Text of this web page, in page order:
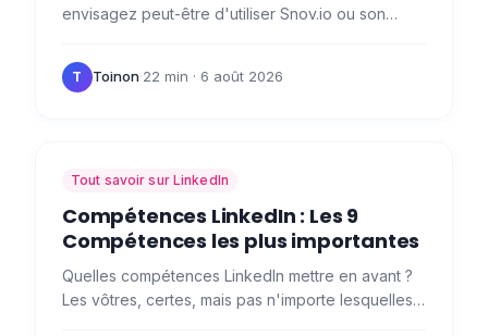
envisagez peut-être d'utiliser Snov.io ou son
étudier les…
T Toinon·22 min · 6 août 2026
Tout savoir sur LinkedIn
Compétences LinkedIn : Les 9
Compétences les plus importantes
Quelles compétences LinkedIn mettre en avant ?
Les vôtres, certes, mais pas n'importe lesquelles: